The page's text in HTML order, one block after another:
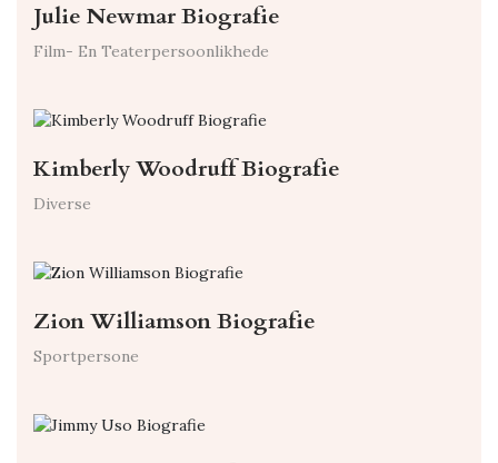
Julie Newmar Biografie
Film- En Teaterpersoonlikhede
Kimberly Woodruff Biografie
Diverse
Zion Williamson Biografie
Sportpersone